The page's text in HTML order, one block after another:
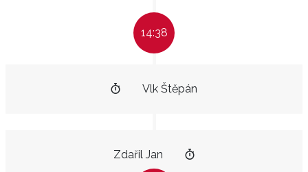
14:38
Vlk Štěpán
Zdařil Jan